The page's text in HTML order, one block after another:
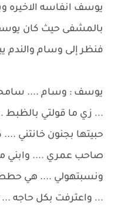
يوسف انفاسه الاخيره
بالمشفى حيث كان
فنظر إلى وسام والندم
يوسف : وسام ....
... زي ما قولتي بالظبط
حبيتها بجنون خانتني
صاحب عمري .... وابني
ونسبتهولي .... هي
... واعترفت بكل حاجه ...